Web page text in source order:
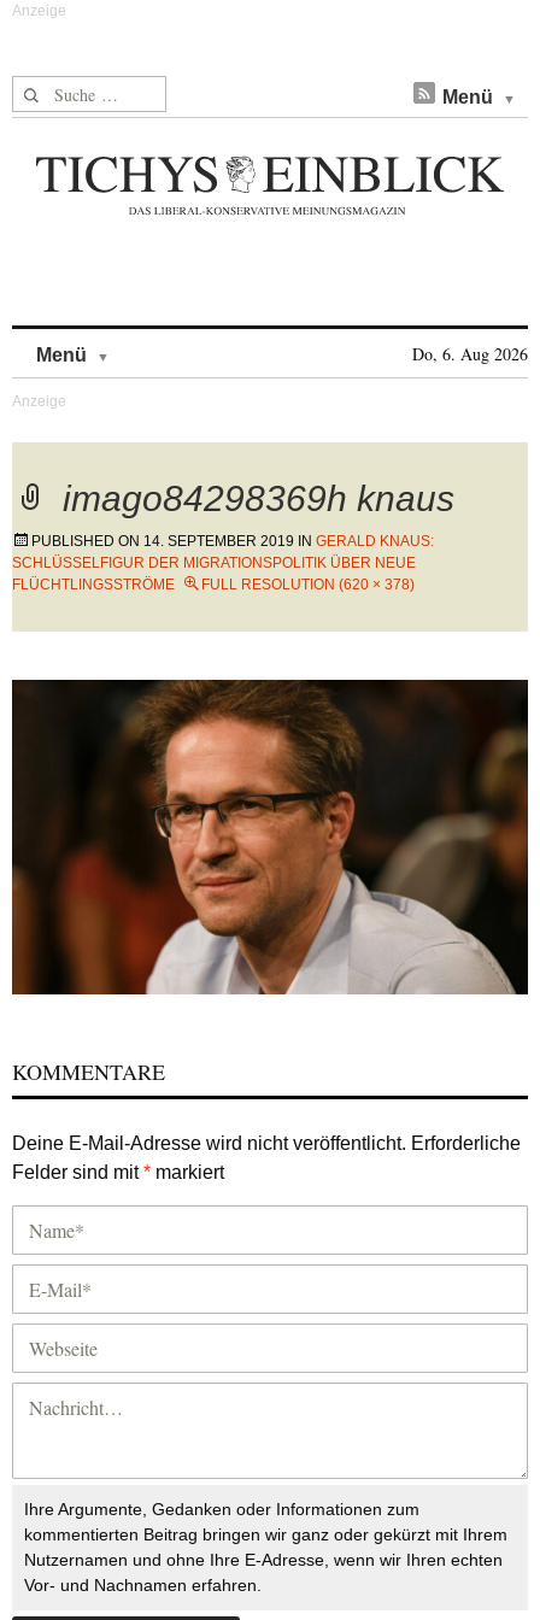
Suche nach: Menü
Menü Do, 6. Aug 2026
imago84298369h knaus
PUBLISHED ON 14. SEPTEMBER 2019 IN GERALD KNAUS:
SCHLÜSSELFIGUR DER MIGRATIONSPOLITIK ÜBER NEUE
FLÜCHTLINGSSTRÖME
FULL RESOLUTION (620 × 378)
KOMMENTARE
Deine E-Mail-Adresse wird nicht veröffentlicht. Erforderliche
Felder sind mit* markiert
Ihre Argumente, Gedanken oder Informationen zum
kommentierten Beitrag bringen wir ganz oder gekürzt mit Ihrem
Nutzernamen und ohne Ihre E-Adresse, wenn wir Ihren echten
Vor- und Nachnamen erfahren.